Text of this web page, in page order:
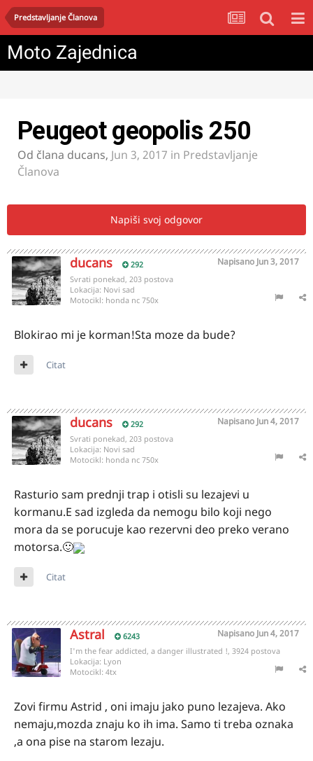
Predstavljanje Članova
Moto Zajednica
Peugeot geopolis 250
Od člana ducans, Jun 3, 2017 in Predstavljanje
Članova
Napiši svoj odgovor
ducans 292 Napisano Jun 3, 2017
Svrati ponekad, 203 postova
Lokacija: Novi sad
Motocikl: honda nc 750x
Blokirao mi je korman!Sta moze da bude?
Citat
ducans 292 Napisano Jun 4, 2017
Svrati ponekad, 203 postova
Lokacija: Novi sad
Motocikl: honda nc 750x
Rasturio sam prednji trap i otisli su lezajevi u
kormanu.E sad izgleda da nemogu bilo koji nego
mora da se porucuje kao rezervni deo preko verano
motorsa.🙂
Citat
Astral 6243 Napisano Jun 4, 2017
I'm the fear addicted, a danger illustrated !, 3924 postova
Lokacija: Lyon
Motocikl: 4tx
Zovi firmu Astrid , oni imaju jako puno lezajeva. Ako
nemaju,mozda znaju ko ih ima. Samo ti treba oznaka
,a ona pise na starom lezaju.